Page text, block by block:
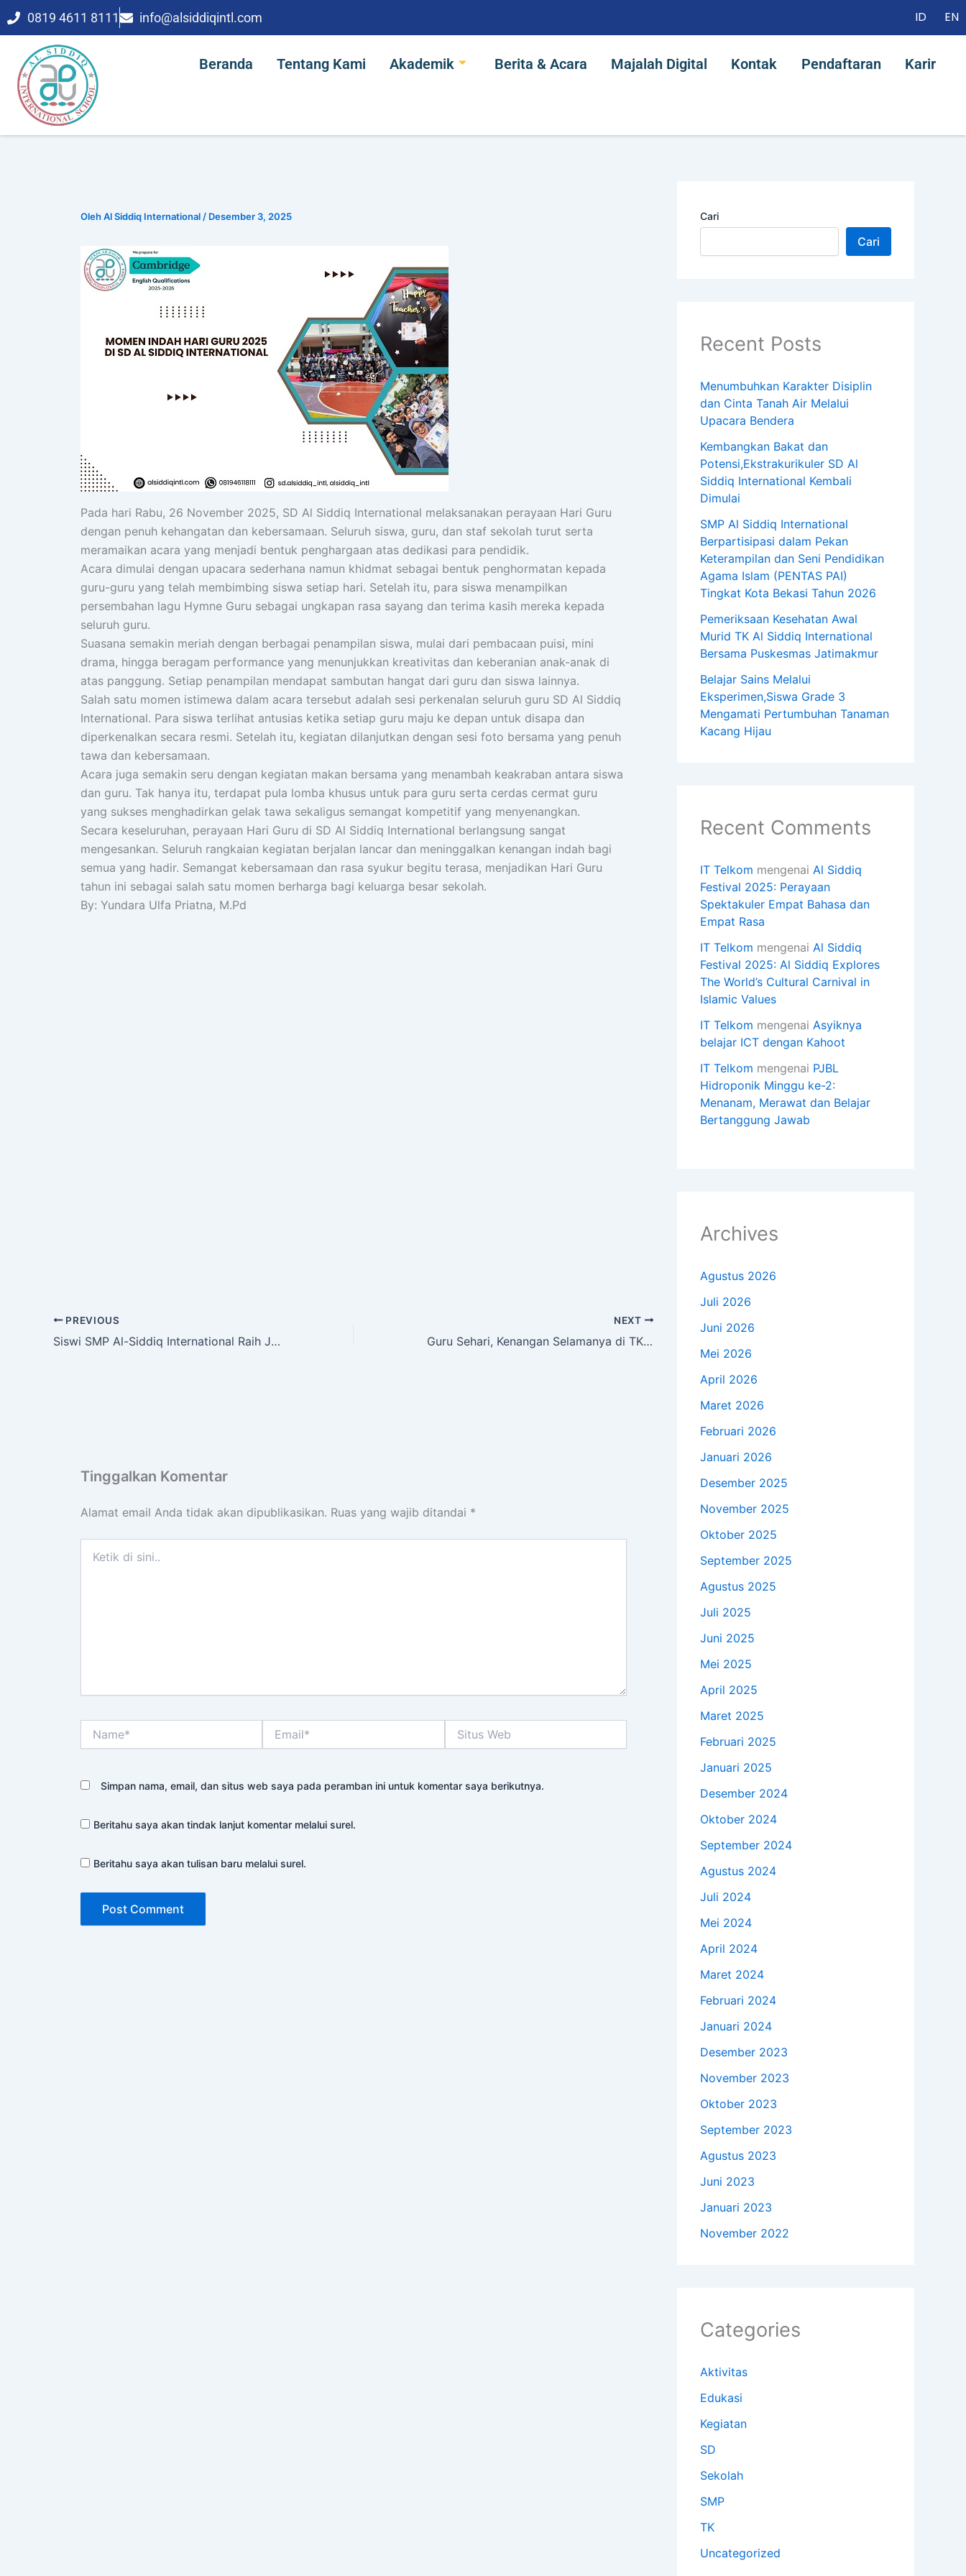
Lewati
ke
0819 4611 8111 info@alsiddiqintl.com ID EN
Beranda Tentang Kami Akademik Berita & Acara Majalah Digital Kontak Pendaftaran Karir
Beranda Karir
OlehAl Siddiq International / Desember 3, 2025
Pada hari Rabu, 26 November 2025, SD Al Siddiq International melaksanakan perayaan Hari Guru
dengan penuh kehangatan dan kebersamaan. Seluruh siswa, guru, dan staf sekolah turut serta
meramaikan acara yang menjadi bentuk penghargaan atas dedikasi para pendidik.
Acara dimulai dengan upacara sederhana namun khidmat sebagai bentuk penghormatan kepada
guru-guru yang telah membimbing siswa setiap hari. Setelah itu, para siswa menampilkan
persembahan lagu Hymne Guru sebagai ungkapan rasa sayang dan terima kasih mereka kepada
seluruh guru.
Suasana semakin meriah dengan berbagai penampilan siswa, mulai dari pembacaan puisi, mini
drama, hingga beragam performance yang menunjukkan kreativitas dan keberanian anak-anak di
atas panggung. Setiap penampilan mendapat sambutan hangat dari guru dan siswa lainnya.
Salah satu momen istimewa dalam acara tersebut adalah sesi perkenalan seluruh guru SD Al Siddiq
International. Para siswa terlihat antusias ketika setiap guru maju ke depan untuk disapa dan
diperkenalkan secara resmi. Setelah itu, kegiatan dilanjutkan dengan sesi foto bersama yang penuh
tawa dan kebersamaan.
Acara juga semakin seru dengan kegiatan makan bersama yang menambah keakraban antara siswa
dan guru. Tak hanya itu, terdapat pula lomba khusus untuk para guru serta cerdas cermat guru
yang sukses menghadirkan gelak tawa sekaligus semangat kompetitif yang menyenangkan.
Secara keseluruhan, perayaan Hari Guru di SD Al Siddiq International berlangsung sangat
mengesankan. Seluruh rangkaian kegiatan berjalan lancar dan meninggalkan kenangan indah bagi
semua yang hadir. Semangat kebersamaan dan rasa syukur begitu terasa, menjadikan Hari Guru
tahun ini sebagai salah satu momen berharga bagi keluarga besar sekolah.
By: Yundara Ulfa Priatna, M.Pd
PREVIOUS
Siswi SMP Al-Siddiq International Raih Juara Pertama Turnamen Tanding Pencak Silat Pra-Remaja
NEXT
Guru Sehari, Kenangan Selamanya di TK Al Siddiq
Tinggalkan Komentar
Alamat email Anda tidak akan dipublikasikan. Ruas yang wajib ditandai *
Web
Simpan nama, email, dan situs web saya pada peramban ini untuk komentar saya berikutnya.
Beritahu saya akan tindak lanjut komentar melalui surel.
Beritahu saya akan tulisan baru melalui surel.
Cari
Cari
Recent Posts
Menumbuhkan Karakter Disiplin
dan Cinta Tanah Air Melalui
Upacara Bendera
Kembangkan Bakat dan
Potensi,Ekstrakurikuler SD Al
Siddiq International Kembali
Dimulai
SMP Al Siddiq International
Berpartisipasi dalam Pekan
Keterampilan dan Seni Pendidikan
Agama Islam (PENTAS PAI)
Tingkat Kota Bekasi Tahun 2026
Pemeriksaan Kesehatan Awal
Murid TK Al Siddiq International
Bersama Puskesmas Jatimakmur
Belajar Sains Melalui
Eksperimen,Siswa Grade 3
Mengamati Pertumbuhan Tanaman
Kacang Hijau
Recent Comments
IT Telkom mengenai Al Siddiq
Festival 2025: Perayaan
Spektakuler Empat Bahasa dan
Empat Rasa
IT Telkom mengenai Al Siddiq
Festival 2025: Al Siddiq Explores
The World’s Cultural Carnival in
Islamic Values
IT Telkom mengenai Asyiknya
belajar ICT dengan Kahoot
IT Telkom mengenai PJBL
Hidroponik Minggu ke-2:
Menanam, Merawat dan Belajar
Bertanggung Jawab
Archives
Agustus 2026
Juli 2026
Juni 2026
Mei 2026
April 2026
Maret 2026
Februari 2026
Januari 2026
Desember 2025
November 2025
Oktober 2025
September 2025
Agustus 2025
Juli 2025
Juni 2025
Mei 2025
April 2025
Maret 2025
Februari 2025
Januari 2025
Desember 2024
Oktober 2024
September 2024
Agustus 2024
Juli 2024
Mei 2024
April 2024
Maret 2024
Februari 2024
Januari 2024
Desember 2023
November 2023
Oktober 2023
September 2023
Agustus 2023
Juni 2023
Januari 2023
November 2022
Categories
Aktivitas
Edukasi
Kegiatan
SD
Sekolah
SMP
TK
Uncategorized